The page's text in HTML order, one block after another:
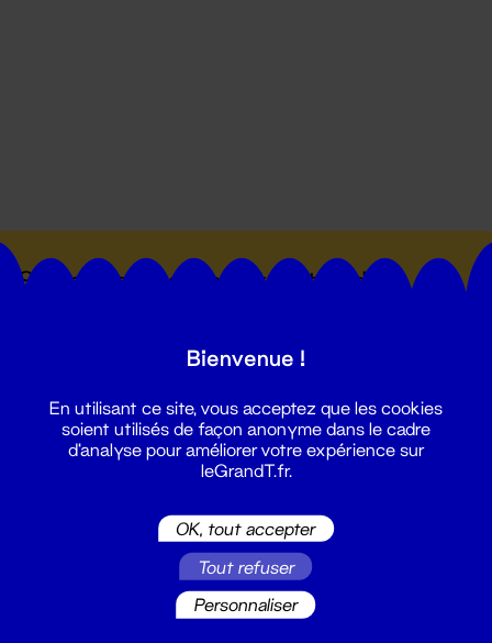
Suivez toutes les actualités du
Bienvenue !
En utilisant ce site, vous acceptez que les cookies
soient utilisés de façon anonyme dans le cadre
d'analyse pour améliorer votre expérience sur
leGrandT.fr.
OK, tout accepter
Tout refuser
Personnaliser